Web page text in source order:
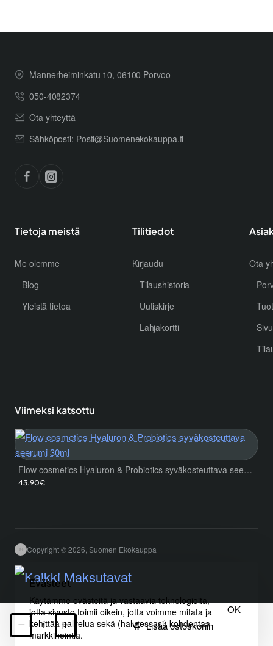
Evästeet
Käytämme evästeitä ja vastaavia teknologioita,
jotta sivusto toimii oikein, jotta voimme mitata ja
kehittää palvelua sekä (halutessasi) kohdentaa
markkinointia.
OK
Lisää ostoskoriin
Mannerheiminkatu 10, 06100 Porvoo
050-4082374
Ota yhteyttä
Sähköposti: Posti@Suomenekokauppa.fi
Tietoja meistä
Me olemme
Blog
Yleistä tietoa
Tilitiedot
Kirjaudu
Tilaushistoria
Uutiskirje
Lahjakortti
Ota
Viimeksi katsottu
Flow cosmetics Hyaluron & Probiotics syväkosteuttava seerumi 30ml
43.90€
Copyright © 2026, Suomen Ekokauppa